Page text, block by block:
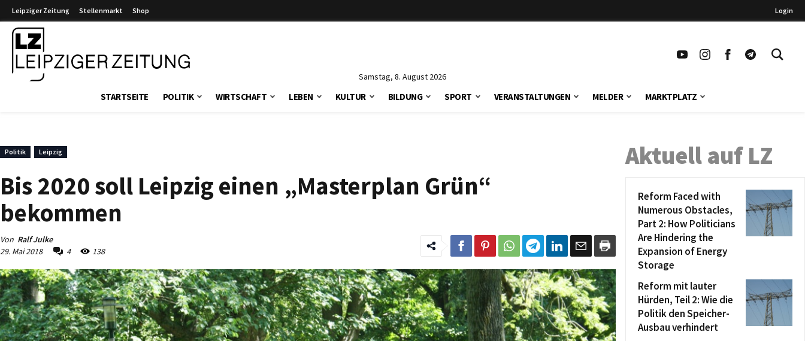
Leipziger Zeitung Stellenmarkt Shop Login
Samstag, 8. August 2026
STARTSEITE POLITIK WIRTSCHAFT LEBEN KULTUR BILDUNG SPORT VERANSTALTUNGEN MELDER MARKTPLATZ
Politik Leipzig
Bis 2020 soll Leipzig einen „Masterplan Grün“
bekommen
Von Ralf Julke
29. Mai 2018
4 138
Aktuell auf LZ
Reform Faced with
Numerous Obstacles,
Part 2: How Politicians
Are Hindering the
Expansion of Energy
Storage
Reform mit lauter
Hürden, Teil 2: Wie die
Politik den Speicher-
Ausbau verhindert